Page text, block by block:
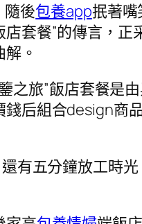
隨後包養app抿著
套餐”的傳言，正
。
之旅”飯店套餐是
后組合design商
有五分鐘放工時